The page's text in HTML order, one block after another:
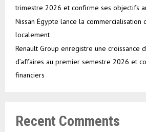
trimestre 2026 et confirme ses objectifs
Nissan Égypte lance la commercialisation
localement
Renault Group enregistre une croissance
d’affaires au premier semestre 2026 et
financiers
Recent Comments